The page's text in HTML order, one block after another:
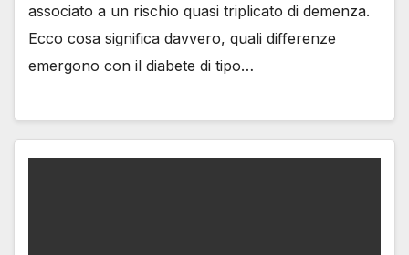
associato a un rischio quasi triplicato di demenza.
Ecco cosa significa davvero, quali differenze
emergono con il diabete di tipo…